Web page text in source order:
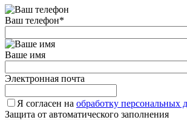
Ваш телефон*
Ваше имя
Электронная почта
Я согласен на обработку персональных
Защита от автоматического заполнения